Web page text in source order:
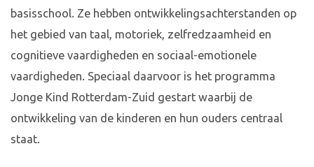
basisschool. Ze hebben ontwikkelingsachterstanden op
het gebied van taal, motoriek, zelfredzaamheid en
cognitieve vaardigheden en sociaal-emotionele
vaardigheden. Speciaal daarvoor is het programma
Jonge Kind Rotterdam-Zuid gestart waarbij de
ontwikkeling van de kinderen en hun ouders centraal
staat.